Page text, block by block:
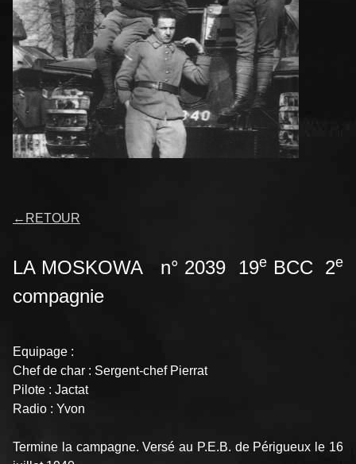
← RETOUR
LA MOSKOWA n° 2039 19eBCC 2e
compagnie
Equipage :
Chef de char : Sergent-chef Pierrat
Pilote : Jactat
Radio : Yvon
Termine la campagne. Versé au P.E.B. de Périgueux le 16